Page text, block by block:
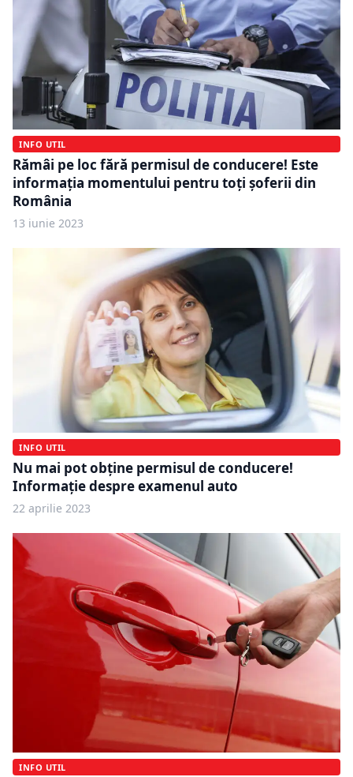
INFO UTIL
Rămâi pe loc fără permisul de conducere! Este
informația momentului pentru toți șoferii din
România
13 iunie 2023
INFO UTIL
Nu mai pot obține permisul de conducere!
Informație despre examenul auto
22 aprilie 2023
INFO UTIL